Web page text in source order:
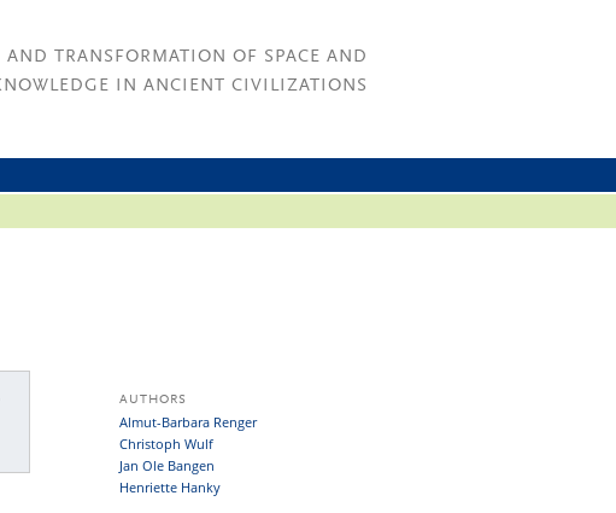
AND TRANSFORMATION OF SPACE AND
IN ANCIENT CIVILIZATIONS
AUTHORS
Almut-Barbara Renger
Christoph Wulf
Jan Ole Bangen
Henriette Hanky